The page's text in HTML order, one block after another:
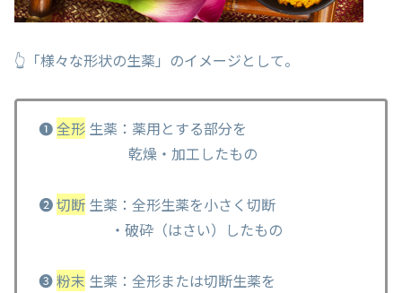
👆「様々な形状の生薬」のイメージとして。
❶全形 生薬：薬用とする部分を
乾燥・加工したもの
❷切断 生薬：全形生薬を小さく切断
・破砕（はさい）したもの
❸粉末 生薬：全形または切断生薬を